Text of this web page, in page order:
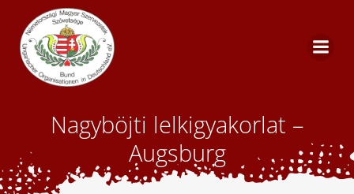
Nagyböjti lelkigyakorlat –
Augsburg